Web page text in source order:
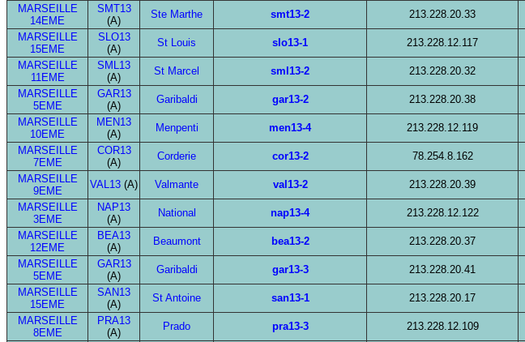
MARSEILLE
14EME
SMT13
(A)
Ste Marthe smt13-2 213.228.20.33
MARSEILLE
15EME
SLO13
(A)
St Louis slo13-1 213.228.12.117
MARSEILLE
11EME
SML13
(A)
St Marcel sml13-2 213.228.20.32
MARSEILLE
5EME
GAR13
(A)
Garibaldi gar13-2 213.228.20.38
MARSEILLE
10EME
MEN13
(A)
Menpenti men13-4 213.228.12.119
MARSEILLE
7EME
COR13
(A)
Corderie cor13-2 78.254.8.162
MARSEILLE
9EME
VAL13 (A) Valmante val13-2 213.228.20.39
MARSEILLE
3EME
NAP13
(A)
National nap13-4 213.228.12.122
MARSEILLE
12EME
BEA13
(A)
Beaumont bea13-2 213.228.20.37
MARSEILLE
5EME
GAR13
(A)
Garibaldi gar13-3 213.228.20.41
MARSEILLE
15EME
SAN13
(A)
St Antoine san13-1 213.228.20.17
MARSEILLE
8EME
PRA13
(A)
Prado pra13-3 213.228.12.109